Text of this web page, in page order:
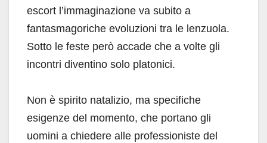
escort l’immaginazione va subito a
fantasmagoriche evoluzioni tra le lenzuola.
Sotto le feste però accade che a volte gli
incontri diventino solo platonici.
Non è spirito natalizio, ma specifiche
esigenze del momento, che portano gli
uomini a chiedere alle professioniste del